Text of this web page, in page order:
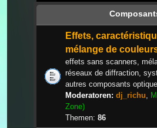
Effets,
mélange de
effets sans scanners,
réseaux de diffraction,
autres composants
Moderatoren: dj_richu
Zone)
Themen: 86